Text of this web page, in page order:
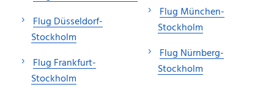
Flug Düsseldorf-
Stockholm
Flug Frankfurt-
Stockholm
Flug München-
Stockholm
Flug Nürnberg-
Stockholm